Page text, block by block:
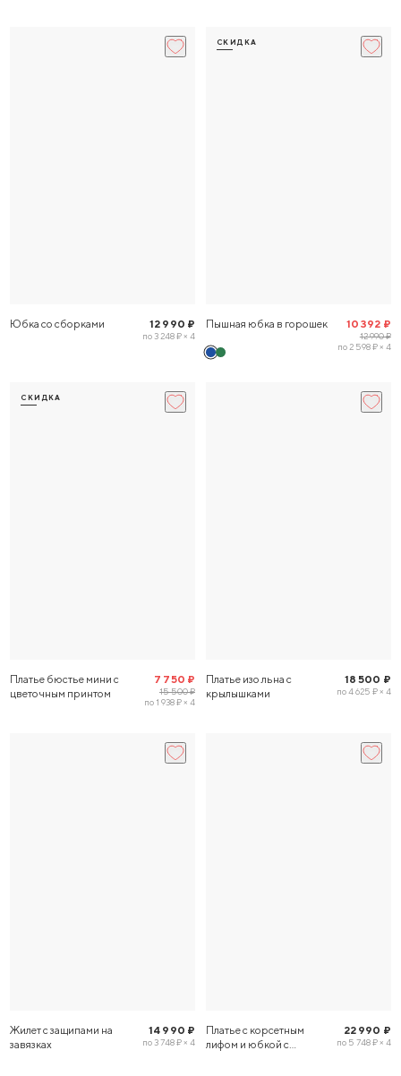
Юбка со сборками 12 990 ₽
по 3 248 ₽ × 4
СКИДКА
Пышная юбка в горошек 10 392 ₽
12 990 ₽
по 2 598 ₽ × 4
СКИДКА
Платье бюстье мини с
цветочным принтом
7 750 ₽
15 500 ₽
по 1 938 ₽ × 4
Платье изо льна с
крылышками
18 500 ₽
по 4 625 ₽ × 4
Жилет с защипами на
завязках
14 990 ₽
по 3 748 ₽ × 4
Платье с корсетным
лифом и юбкой с
22 990 ₽
по 5 748 ₽ × 4